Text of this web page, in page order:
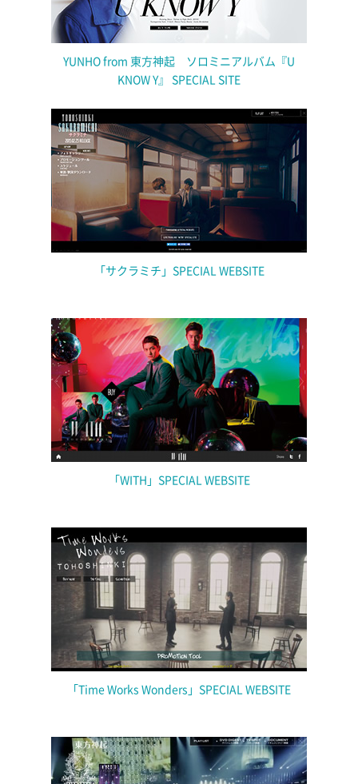
YUNHO from 東方神起 ソロミニアルバム『U
KNOW Y』 SPECIAL SITE
「サクラミチ」SPECIAL WEBSITE
「WITH」SPECIAL WEBSITE
「Time Works Wonders」SPECIAL WEBSITE